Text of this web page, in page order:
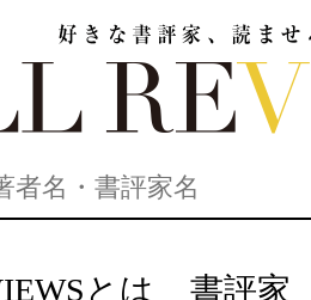
とは
書評家